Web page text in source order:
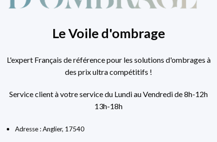
Le Voile d'ombrage
L'expert Français de référence pour les solutions d'ombrages à
des prix ultra compétitifs !
Service client à votre service du Lundi au Vendredi de 8h-12h
13h-18h
Adresse : Anglier, 17540